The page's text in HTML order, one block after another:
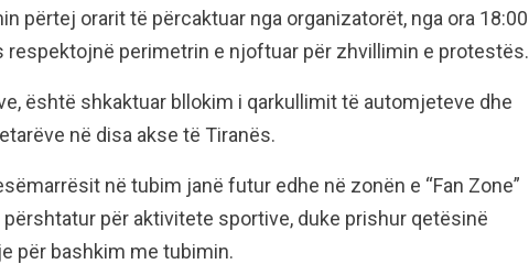
përtej orarit të përcaktuar nga organizatorët, nga ora 18:00
respektojnë perimetrin e njoftuar për zhvillimin e protestës.
është shkaktuar bllokim i qarkullimit të automjeteve dhe
në disa akse të Tiranës.
në tubim janë futur edhe në zonën e “Fan Zone”
përshtatur për aktivitete sportive, duke prishur qetësinë
për bashkim me tubimin.